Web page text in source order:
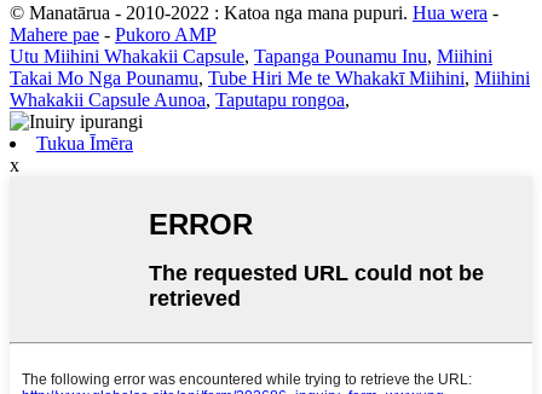
© Manatārua - 2010-2022 : Katoa nga mana pupuri. Hua wera -
Mahere pae - Pukoro AMP
Utu Miihini Whakakii Capsule, Tapanga Pounamu Inu, Miihini
Takai Mo Nga Pounamu, Tube Hiri Me te Whakakī Miihini, Miihini
Whakakii Capsule Aunoa, Taputapu rongoa,
Tukua Īmēra
x